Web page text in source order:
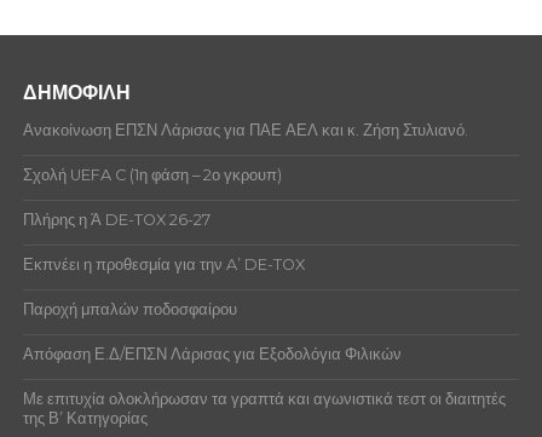
ΔΗΜΟΦΙΛΗ
Ανακοίνωση ΕΠΣΝ Λάρισας για ΠΑΕ ΑΕΛ και κ. Ζήση Στυλιανό.
Σχολή UEFA C (1η φάση – 2ο γκρουπ)
Πλήρης η Ά DE-TOX 26-27
Εκπνέει η προθεσμία για την A’ DE-TOX
Παροχή μπαλών ποδοσφαίρου
Απόφαση Ε.Δ/ΕΠΣΝ Λάρισας για Εξοδολόγια Φιλικών
Με επιτυχία ολοκλήρωσαν τα γραπτά και αγωνιστικά τεστ οι διαιτητές
της Β’ Κατηγορίας